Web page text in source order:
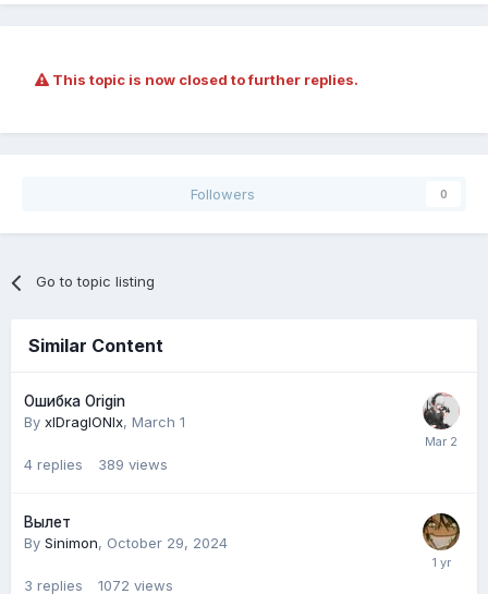
This topic is now closed to further replies.
Followers 0
Go to topic listing
Similar Content
Ошибка Origin
By xlDraglONlx, March 1
4 replies 389 views
Вылет
By Sinimon, October 29, 2024
3 replies 1072 views